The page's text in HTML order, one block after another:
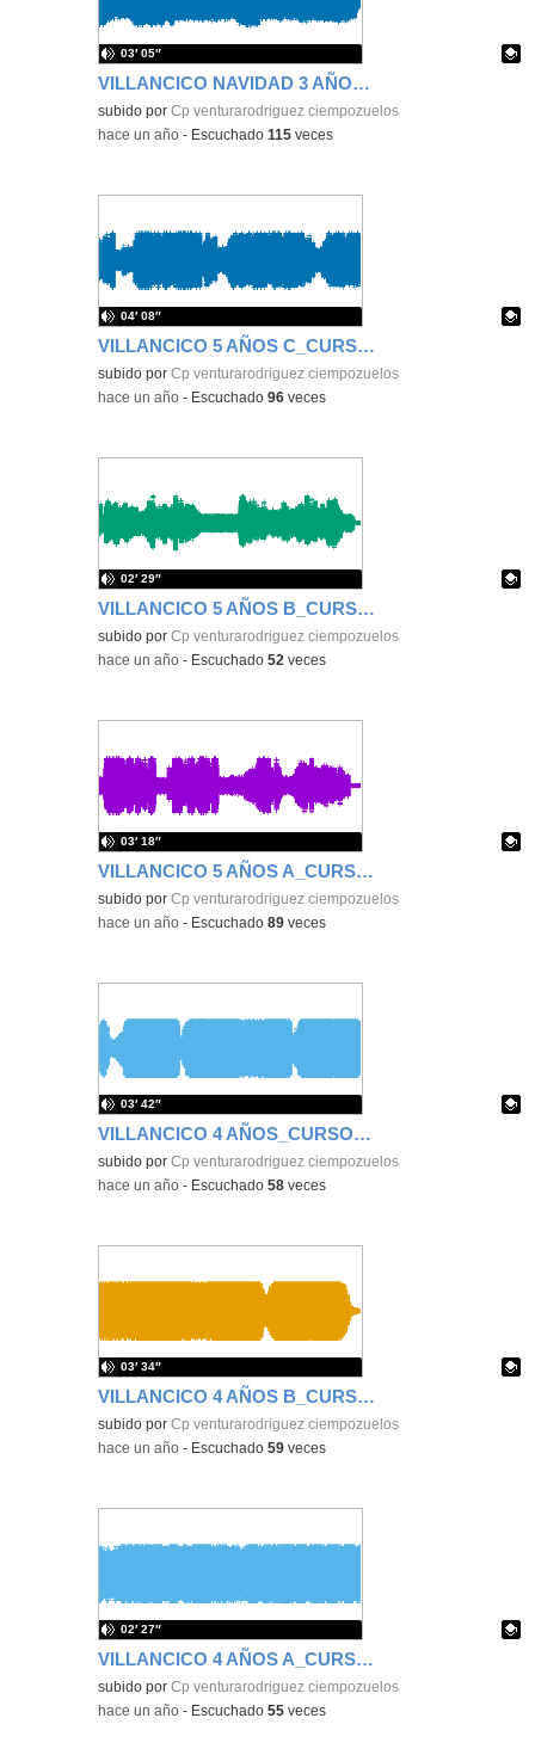
VILLANCICO NAVIDAD 3 AÑOS B_CURSO 2024_2025
Contenido educativo.
subido porCp venturarodriguez ciempozuelos
03′ 05″
-hace un año - Escuchado115 veces
VILLANCICO 5 AÑOS C_CURSO 2024_2025
Contenido educativo.
subido porCp venturarodriguez ciempozuelos
04′ 08″
-hace un año - Escuchado96 veces
VILLANCICO 5 AÑOS B_CURSO 2024_2025
Contenido educativo.
subido porCp venturarodriguez ciempozuelos
02′ 29″
-hace un año - Escuchado52 veces
VILLANCICO 5 AÑOS A_CURSO 2024_2025
Contenido educativo.
subido porCp venturarodriguez ciempozuelos
03′ 18″
-hace un año - Escuchado89 veces
VILLANCICO 4 AÑOS_CURSO 2024_2025
Contenido educativo.
subido porCp venturarodriguez ciempozuelos
03′ 42″
-hace un año - Escuchado58 veces
VILLANCICO 4 AÑOS B_CURSO 2024_2025
Contenido educativo.
subido porCp venturarodriguez ciempozuelos
03′ 34″
-hace un año - Escuchado59 veces
VILLANCICO 4 AÑOS A_CURSO 2024_2025
Contenido educativo.
subido porCp venturarodriguez ciempozuelos
02′ 27″
-hace un año - Escuchado55 veces